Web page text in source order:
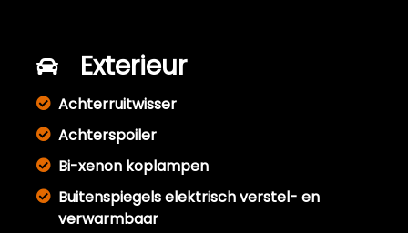
Exterieur
Achterruitwisser
Achterspoiler
Bi-xenon koplampen
Buitenspiegels elektrisch verstel- en
verwarmbaar